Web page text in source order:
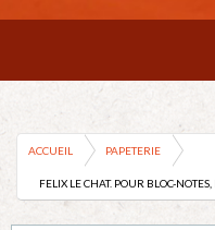
ACCUEIL PAPETERIE
FELIX LE CHAT. POUR BLOC-